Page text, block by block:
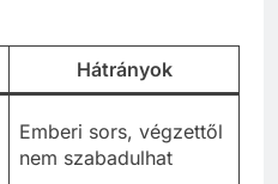
Hátrányok
Emberi sors, végzettől
nem szabadulhat